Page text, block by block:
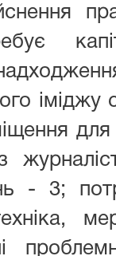
іміджу
для
- 3;